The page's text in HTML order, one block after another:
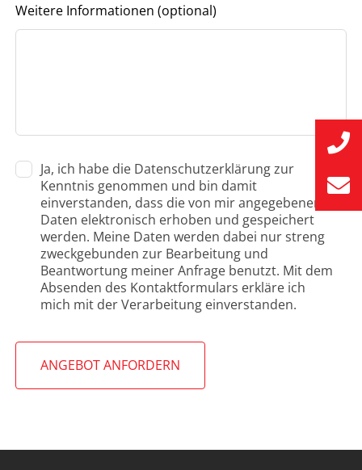
Weitere Informationen (optional)
Ja, ich habe die Datenschutzerklärung zur
Kenntnis genommen und bin damit
einverstanden, dass die von mir angegebenen
Daten elektronisch erhoben und gespeichert
werden. Meine Daten werden dabei nur streng
zweckgebunden zur Bearbeitung und
Beantwortung meiner Anfrage benutzt. Mit dem
Absenden des Kontaktformulars erkläre ich
mich mit der Verarbeitung einverstanden.
ANGEBOT ANFORDERN